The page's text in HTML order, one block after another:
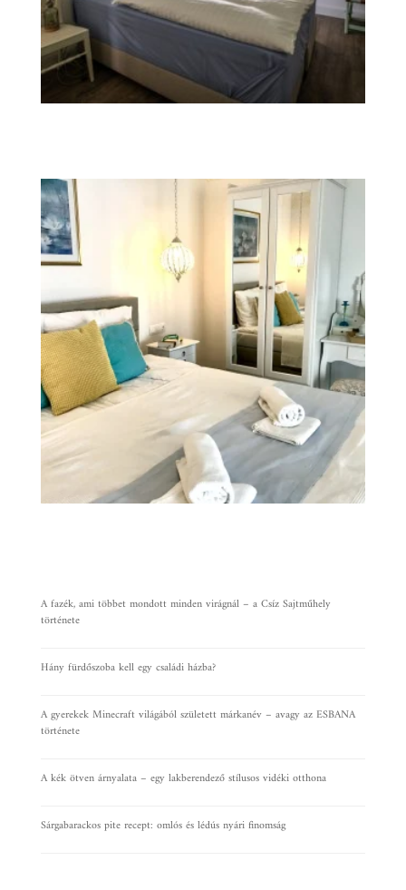
A fazék, ami többet mondott minden virágnál – a Csíz Sajtműhely
története
Hány fürdőszoba kell egy családi házba?
A gyerekek Minecraft világából született márkanév – avagy az ESBANA
története
A kék ötven árnyalata – egy lakberendező stílusos vidéki otthona
Sárgabarackos pite recept: omlós és lédús nyári finomság